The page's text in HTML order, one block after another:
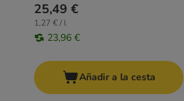
25,49 €
1,27 € / l
23,96 €
Añadir a la cesta